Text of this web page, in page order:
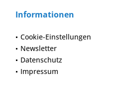
Informationen
Cookie-Einstellungen
Newsletter
Datenschutz
Impressum